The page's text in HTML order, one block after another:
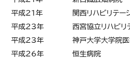
平成21年
関西リハビリテー
平成23年
西宮協立リハビリ
平成23年
神戸大学大学院
平成26年
恒生病院